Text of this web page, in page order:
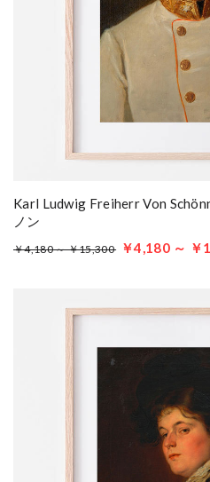
Karl Ludwig Freiherr Von
ノン
￥4,180 ～ ￥15,300 ￥4,180 ～ ￥